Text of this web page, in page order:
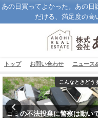
あの日買ってよかった。あの
だける、満足度の高
トップ お問い合わせ ニュース
こんなときどう
ゴミの不法投棄に警察は動い